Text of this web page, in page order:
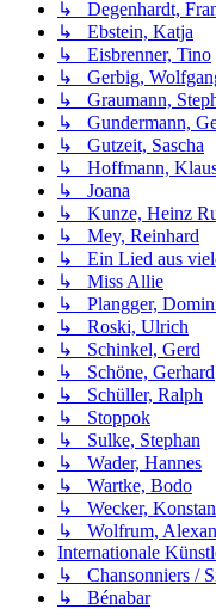
↳ Degenhardt,
↳ Ebstein, Katja
↳ Eisbrenner, Tino
↳ Gerbig,
↳ Graumann,
↳ Gundermann,
↳ Gutzeit, Sascha
↳ Hoffmann,
↳ Joana
↳ Kunze, Heinz
↳ Mey, Reinhard
↳ Ein Lied aus
↳ Miss Allie
↳ Plangger,
↳ Roski, Ulrich
↳ Schinkel, Gerd
↳ Schöne, Gerhard
↳ Schüller, Ralph
↳ Stoppok
↳ Sulke, Stephan
↳ Wader, Hannes
↳ Wartke, Bodo
↳ Wecker,
↳ Wolfrum,
Internationale
↳ Chansonniers /
↳ Bénabar